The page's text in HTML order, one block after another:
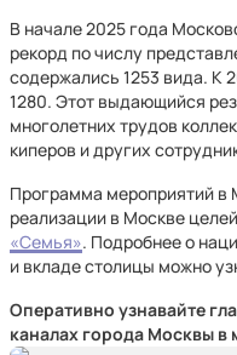
В начале 2025 года
рекорд по числу
содержались 1253 вида. К
1280. Этот выдающийся
многолетних трудов
киперов и других
Программа мероприятий в
реализации в Москве
«Семья». Подробнее о
и вкладе столицы можно
Оперативно узнавайте
каналах города Москвы в